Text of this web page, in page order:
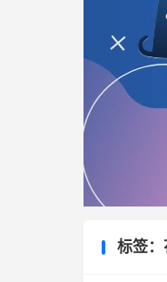
标签